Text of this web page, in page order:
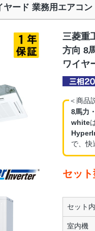
ヤード 業務用エアコン
三菱重
方向 8
ワイヤ
＜商品
8馬力
white
で、快
セッ
セット
室内機